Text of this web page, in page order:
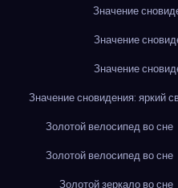
Значение
Значение
Значение
Значение сновидения: яркий
Золотой велосипед во сне
Золотой велосипед во сне
Золотой зеркало во сне